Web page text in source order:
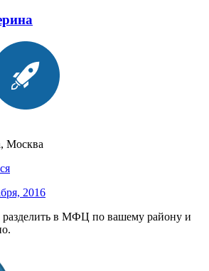
Москва
2016
в МФЦ по вашему району и